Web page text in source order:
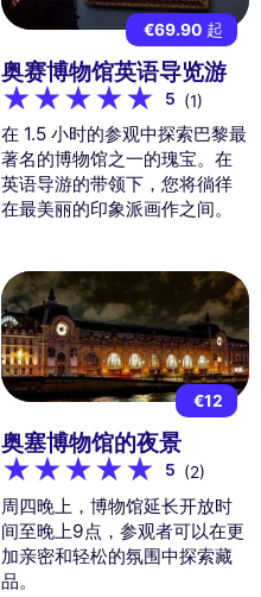
€69.90 起
奥赛博物馆英语导览游
5 (1)
在 1.5 小时的参观中探索巴黎最
著名的博物馆之一的瑰宝。在
英语导游的带领下，您将徜徉
在最美丽的印象派画作之间。
€12
奥塞博物馆的夜景
5 (2)
周四晚上，博物馆延长开放时
间至晚上9点，参观者可以在更
加亲密和轻松的氛围中探索藏
品。